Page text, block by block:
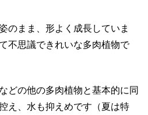
のまま、形よく成長していま
不思議できれいな多肉植物で
どの他の多肉植物と基本的に同
え、水も抑えめです（夏は特